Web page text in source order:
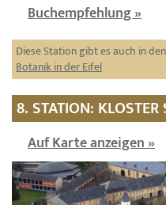
Buchempfehlung »
Diese Station gibt es auch in
Botanik in der Eifel
8. STATION: KLOSTER
Auf Karte anzeigen »